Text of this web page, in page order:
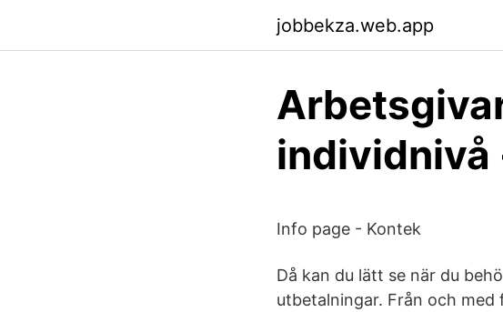
jobbekza.web.app
individnivå
Info page - Kontek
Då kan du lätt se när du
utbetalningar. Från och med